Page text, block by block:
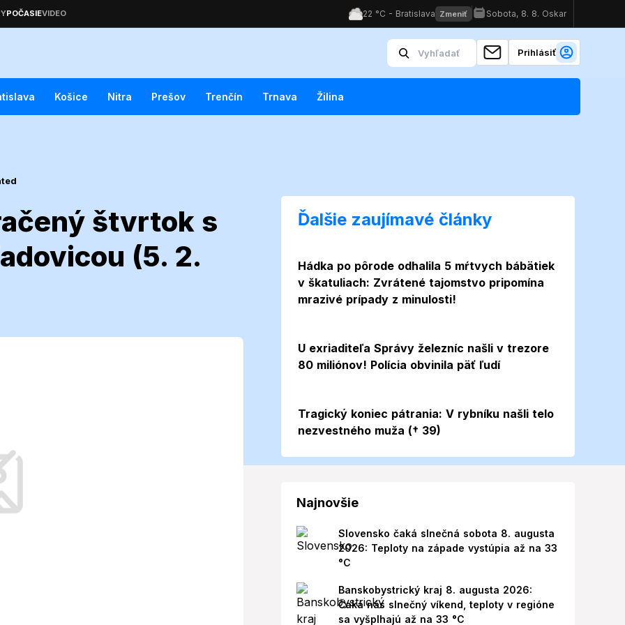
Prihlásiť
Košice Nitra Prešov Trenčín Trnava Žilina
štvrtok s
(5. 2.
pred
a chodníkoch.
Ďalšie zaujímavé články
Hádka po pôrode odhalila 5 mŕtvych bábätiek
v škatuliach: Zvrátené tajomstvo pripomína
mrazivé prípady z minulosti!
U exriaditeľa Správy železníc našli v trezore
80 miliónov! Polícia obvinila päť ľudí
Tragický koniec pátrania: V rybníku našli telo
nezvestného muža († 39)
Najnovšie
Slovensko čaká slnečná sobota 8. augusta
2026: Teploty na západe vystúpia až na 33
°C
Banskobystrický kraj 8. augusta 2026:
Čaká nás slnečný víkend, teploty v regióne
sa vyšplhajú až na 33 °C